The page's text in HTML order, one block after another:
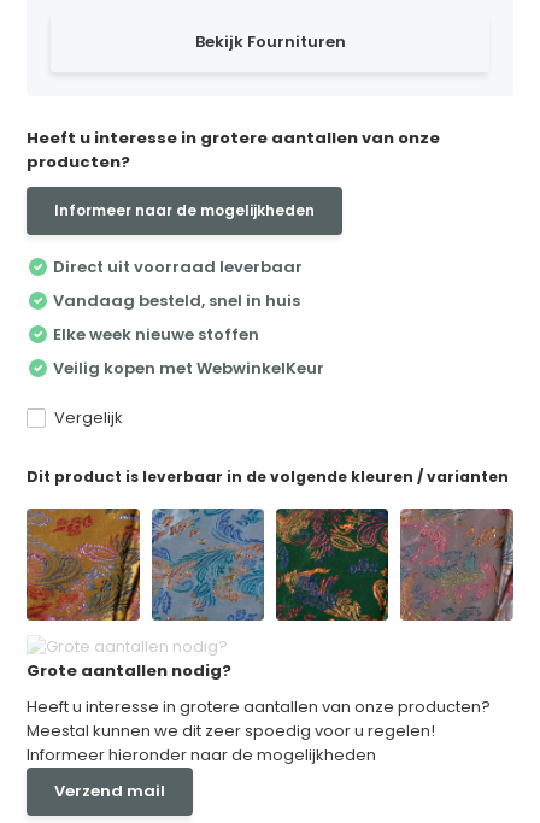
Bekijk Fournituren
Heeft u interesse in grotere aantallen van onze
producten?
Informeer naar de mogelijkheden
Direct uit voorraad leverbaar
Vandaag besteld, snel in huis
Elke week nieuwe stoffen
Veilig kopen met WebwinkelKeur
Vergelijk
Dit product is leverbaar in de volgende kleuren / varianten
Grote aantallen nodig?
Heeft u interesse in grotere aantallen van onze producten?
Meestal kunnen we dit zeer spoedig voor u regelen!
Informeer hieronder naar de mogelijkheden
Verzend mail